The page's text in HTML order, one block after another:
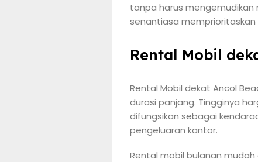
tanpa harus mengemudikan
senantiasa memprioritaskan
Rental Mobil
Rental Mobil dekat Ancol
durasi panjang. Tingginya
difungsikan sebagai
pengeluaran kantor.
Rental mobil bulanan